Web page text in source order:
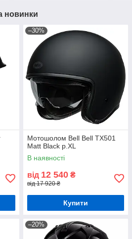
новинки
–30%
Мотошолом Bell Bell TX501
Matt Black р.XL
В наявності
від 12 540 ₴
від 17 920 ₴
Купити
–20%